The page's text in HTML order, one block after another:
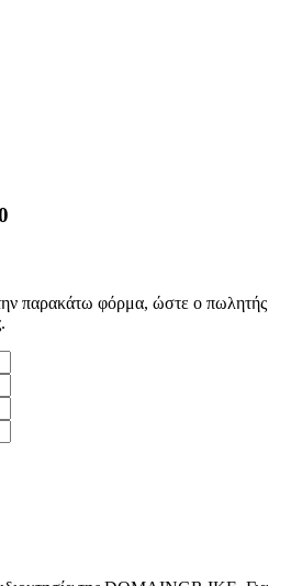
παρακάτω φόρμα, ώστε ο πωλητής